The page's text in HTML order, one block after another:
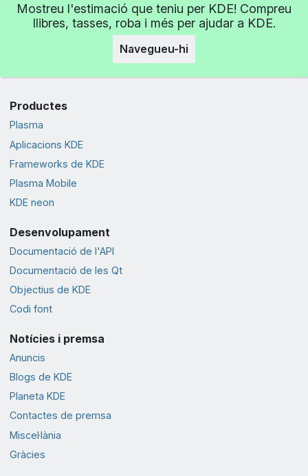
Mostreu l'estimació que teniu per KDE! Compreu
llibres, tasses, roba i més per ajudar a KDE.
Navegueu-hi
Productes
Plasma
Aplicacions KDE
Frameworks de KDE
Plasma Mobile
KDE neon
Desenvolupament
Documentació de l'API
Documentació de les Qt
Objectius de KDE
Codi font
Notícies i premsa
Anuncis
Blogs de KDE
Planeta KDE
Contactes de premsa
Miscel·lània
Gràcies